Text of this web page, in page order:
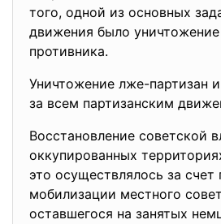
того, одной из основных
движения было
противника.
Уничтожение лже-партизан
за всем партизанским
Восстановление советской
оккупированных
это осуществлялось за счет
мобилизации местного
оставшегося на занятых